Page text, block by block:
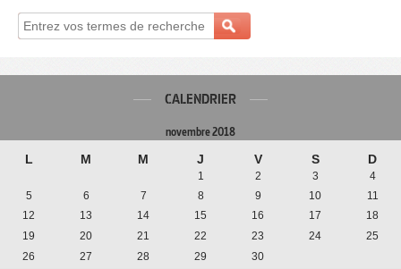
CALENDRIER
novembre 2018
L M M J V S D
1 2 3
4
5
6 7 8 9 10
11
12
13 14 15 16 17
18
19
20 21 22 23 24
25
26
27 28 29 30